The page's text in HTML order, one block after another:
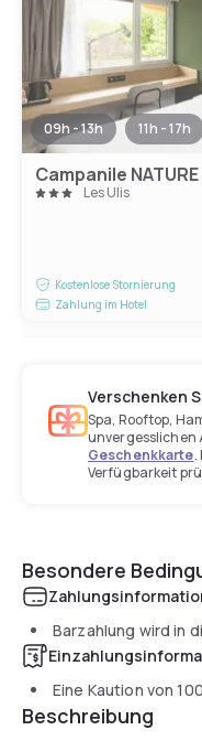
09h - 13h 11h - 17h
Campanile
Les Ulis
Kostenlose Stornierung
Zahlung im Hotel
Verschenken
Spa, Rooftop,
unvergesslichen
Geschenkkarte.
Verfügbarkeit
Besondere
Barzahlung wird in
Eine Kaution von
Beschreibung